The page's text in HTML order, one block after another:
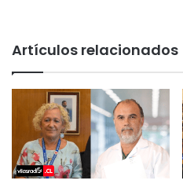
Artículos relacionados